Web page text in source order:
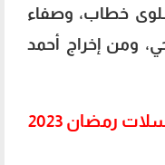
خطاب، وصفاء
ومن إخراج أحمد
رمضان 2023